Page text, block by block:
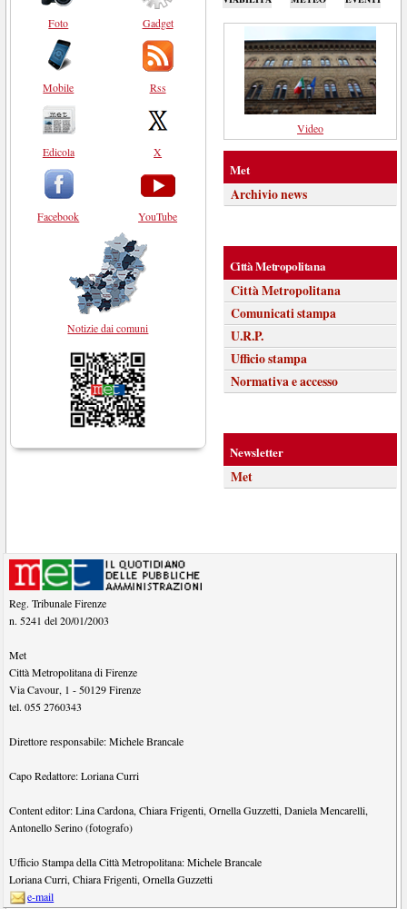
Foto
Mobile
Edicola
Facebook
Gadget
Rss
X
YouTube
Notizie dai comuni
Video
Met
Archivio news
Città Metropolitana
Città Metropolitana
Comunicati stampa
U.R.P.
Ufficio stampa
Normativa e accesso
Newsletter
Met
Reg. Tribunale Firenze
n. 5241 del 20/01/2003
Met
Città Metropolitana di Firenze
Via Cavour, 1 - 50129 Firenze
tel.055 2760343
Direttore responsabile:Michele Brancale
Capo Redattore:Loriana Curri
Content editor:Lina Cardona,Chiara Frigenti,Ornella Guzzetti,Daniela Mencarelli,
Antonello Serino (fotografo)
Ufficio Stampa della Città Metropolitana:Michele Brancale
Loriana Curri,Chiara Frigenti,Ornella Guzzetti
e-mail